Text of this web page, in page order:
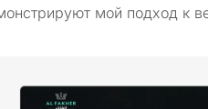
мой подход к